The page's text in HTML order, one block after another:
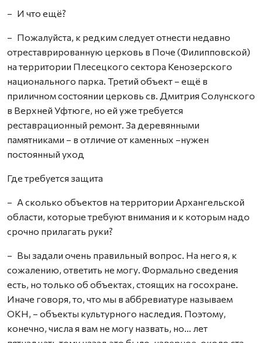
– И что ещё?
– Пожалуйста, к редким следует отнести недавно
отреставрированную церковь в Поче (Филипповской)
на территории Плесецкого сектора Кенозерского
национального парка. Третий объект – ещё в
приличном состоянии церковь св. Дмитрия Солунского
в Верхней Уфтюге, но ей уже требуется
реставрационный ремонт. За деревянными
памятниками – в отличие от каменных –нужен
постоянный уход
Где требуется защита
– А сколько объектов на территории Архангельской
области, которые требуют внимания и к которым надо
срочно прилагать руки?
– Вы задали очень правильный вопрос. На него я, к
сожалению, ответить не могу. Формально сведения
есть, но только об объектах, стоящих на госохране.
Иначе говоря, то, что мы в аббревиатуре называем
ОКН, – объекты культурного наследия. Поэтому,
конечно, числа я вам не могу назвать, но… лет